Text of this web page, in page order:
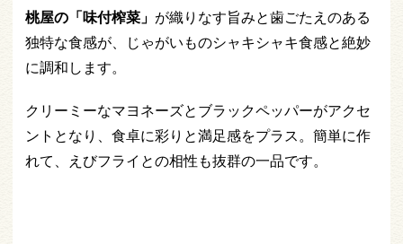
桃屋の「味付榨菜」 が織りなす旨みと歯ごたえのある
独特な食感が、じゃがいものシャキシャキ食感と絶妙
に調和します。
クリーミーなマヨネーズとブラックペッパーがアクセ
ントとなり、食卓に彩りと満足感をプラス。簡単に作
れて、えびフライとの相性も抜群の一品です。